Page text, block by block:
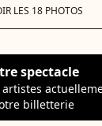
LES 18 PHOTOS
spectacle
artistes
billetterie